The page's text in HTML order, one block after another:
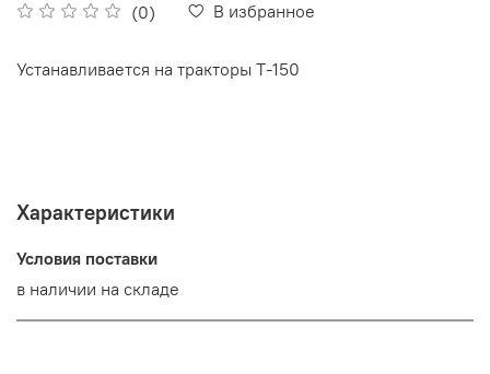
(0) В избранное
Устанавливается на тракторы Т-150
Характеристики
Условия поставки
в наличии на складе